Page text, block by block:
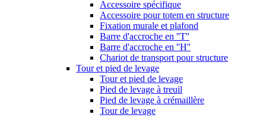
Accessoire spécifique
Accessoire pour totem en structure
Fixation murale et plafond
Barre d'accroche en ''T''
Barre d'accroche en ''H''
Chariot de transport pour structure
Tour et pied de levage
Tour et pied de levage
Pied de levage à treuil
Pied de levage à crémaillère
Tour de levage